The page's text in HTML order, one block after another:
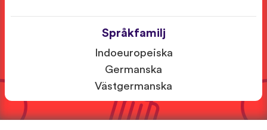
Språkfamilj
Indoeuropeiska
Germanska
Västgermanska